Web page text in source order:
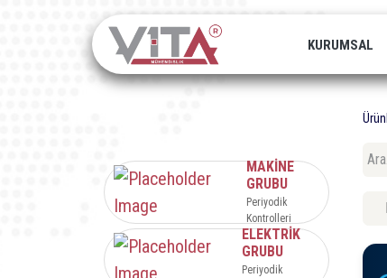
KURUMSAL
MAKİNE
GRUBU
Periyodik
Kontrolleri
ELEKTRİK
GRUBU
Periyodik